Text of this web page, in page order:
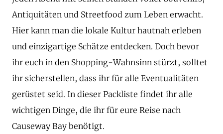
Antiquitäten und Streetfood zum Leben erwacht.
Hier kann man die lokale Kultur hautnah erleben
und einzigartige Schätze entdecken. Doch bevor
ihr euch in den Shopping-Wahnsinn stürzt, solltet
ihr sicherstellen, dass ihr für alle Eventualitäten
gerüstet seid. In dieser Packliste findet ihr alle
wichtigen Dinge, die ihr für eure Reise nach
Causeway Bay benötigt.